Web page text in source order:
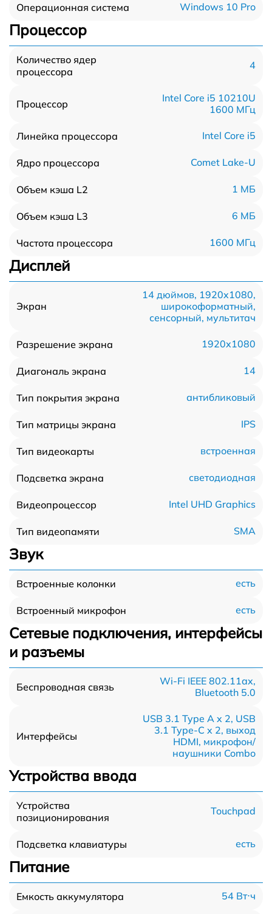
Операционная система Windows 10 Pro
Процессор
Количество ядер
процессора
4
Процессор
Intel Core i5 10210U
1600 МГц
Линейка процессора Intel Core i5
Ядро процессора Comet Lake-U
Объем кэша L2 1 МБ
Объем кэша L3 6 МБ
Частота процессора 1600 МГц
Дисплей
Экран
14 дюймов, 1920x1080,
широкоформатный,
сенсорный, мультитач
Разрешение экрана 1920x1080
Диагональ экрана 14
Тип покрытия экрана антибликовый
Тип матрицы экрана IPS
Тип видеокарты встроенная
Подсветка экрана светодиодная
Видеопроцессор Intel UHD Graphics
Тип видеопамяти SMA
Звук
Встроенные колонки есть
Встроенный микрофон есть
Сетевые подключения, интерфейсы
и разъемы
Беспроводная связь
Wi-Fi IEEE 802.11ax,
Bluetooth 5.0
Интерфейсы
USB 3.1 Type A x 2, USB
3.1 Type-С x 2, выход
HDMI, микрофон/
наушники Combo
Устройства ввода
Устройства
позиционирования
Touchpad
Подсветка клавиатуры есть
Питание
Емкость аккумулятора 54 Вт⋅ч